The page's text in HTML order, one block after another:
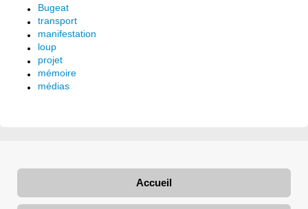
Bugeat
transport
manifestation
loup
projet
mémoire
médias
Accueil